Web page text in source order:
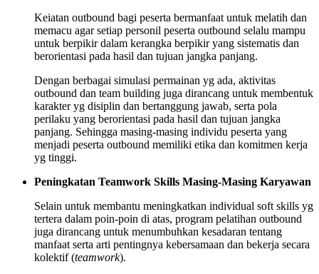
Keiatan outbound bagi peserta bermanfaat untuk melatih dan
memacu agar setiap personil peserta outbound selalu mampu
untuk berpikir dalam kerangka berpikir yang sistematis dan
berorientasi pada hasil dan tujuan jangka panjang.
Dengan berbagai simulasi permainan yg ada, aktivitas
outbound dan team building juga dirancang untuk membentuk
karakter yg disiplin dan bertanggung jawab, serta pola
perilaku yang berorientasi pada hasil dan tujuan jangka
panjang. Sehingga masing-masing individu peserta yang
menjadi peserta outbound memiliki etika dan komitmen kerja
yg tinggi.
Peningkatan Teamwork Skills Masing-Masing Karyawan
Selain untuk membantu meningkatkan individual soft skills yg
tertera dalam poin-poin di atas, program pelatihan outbound
juga dirancang untuk menumbuhkan kesadaran tentang
manfaat serta arti pentingnya kebersamaan dan bekerja secara
kolektif (teamwork).